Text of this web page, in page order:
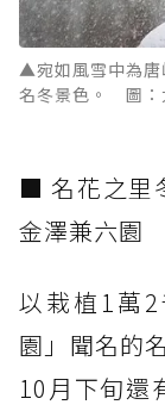
▲宛如風雪中為唐
名冬景色。 圖：
■ 名花之里
金澤兼六園
以栽植1萬
園」聞名的
10月下旬還